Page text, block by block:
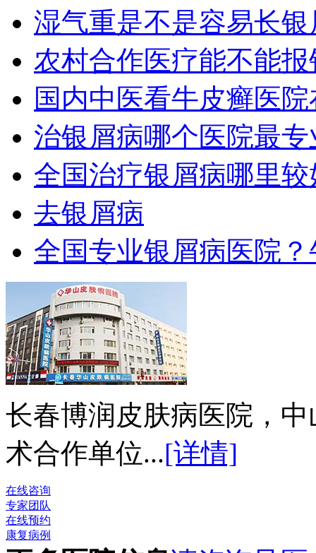
湿气重是不是容易长银
农村合作医疗能不能
国内中医看牛皮癣医
治银屑病哪个医院最专
全国治疗银屑病哪里
去银屑病
全国专业银屑病医院
长春博润皮肤病医院，
术合作单位...[详情]
在线咨询
专家团队
在线预约
康复病例